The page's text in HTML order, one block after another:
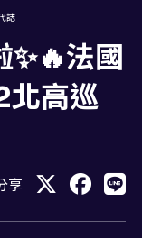
誌
法國
北高巡
享